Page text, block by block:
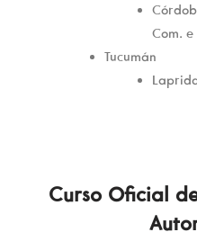
Com.
Tucumán
Curso Oficial